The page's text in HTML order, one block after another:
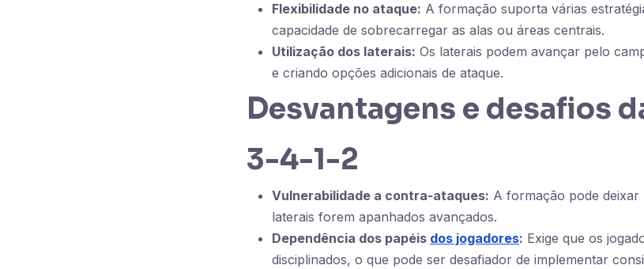
Flexibilidade no ataque: A formação suporta várias
capacidade de sobrecarregar as alas ou áreas centrais.
Utilização dos laterais: Os laterais podem avançar pelo
e criando opções adicionais de ataque.
Desvantagens e desafios
3-4-1-2
Vulnerabilidade a contra-ataques: A formação pode deixar
laterais forem apanhados avançados.
Dependência dos papéis dos jogadores: Exige que os
disciplinados, o que pode ser desafiador de implementar